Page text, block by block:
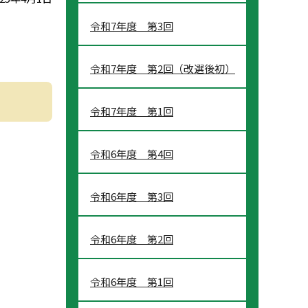
令和7年度 第3回
令和7年度 第2回（改選後初）
令和7年度 第1回
令和6年度 第4回
令和6年度 第3回
令和6年度 第2回
令和6年度 第1回